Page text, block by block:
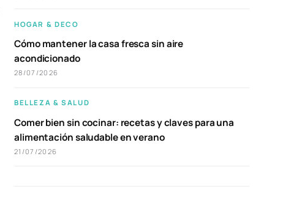
HOGAR & DECO
Cómo mantener la casa fresca sin aire
acondicionado
28/07/2026
BELLEZA & SALUD
Comer bien sin cocinar: recetas y claves para una
alimentación saludable en verano
21/07/2026